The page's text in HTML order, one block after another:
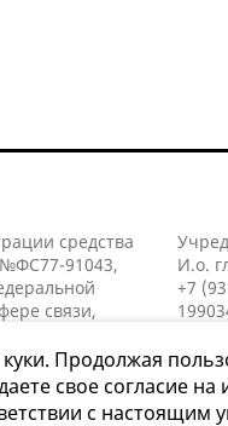
средства
91043,
связи,
И.о.
+7
Продолжая
свое согласие на
с настоящим